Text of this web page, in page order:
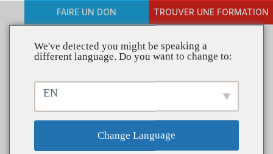
FAIRE UN DON TROUVER UNE FORMATION
Parents : faites une
différence et célébrez la
Journée de la famille
We've detected you might be speaking a
different language. Do you want to change to:
EN
Change Language